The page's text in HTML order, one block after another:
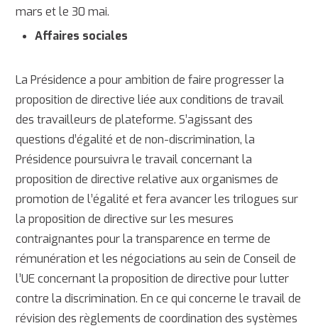
mars et le 30 mai.
Affaires sociales
La Présidence a pour ambition de faire progresser la
proposition de directive liée aux conditions de travail
des travailleurs de plateforme. S’agissant des
questions d’égalité et de non-discrimination, la
Présidence poursuivra le travail concernant la
proposition de directive relative aux organismes de
promotion de l’égalité et fera avancer les trilogues sur
la proposition de directive sur les mesures
contraignantes pour la transparence en terme de
rémunération et les négociations au sein de Conseil de
l’UE concernant la proposition de directive pour lutter
contre la discrimination. En ce qui concerne le travail de
révision des règlements de coordination des systèmes